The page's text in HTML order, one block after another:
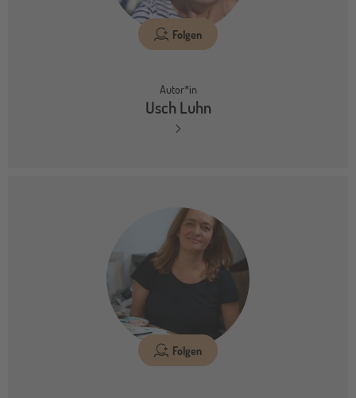
Folgen
Autor*in
Usch Luhn
Folgen